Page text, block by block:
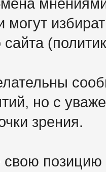
могут
сайта
но с
зрения.